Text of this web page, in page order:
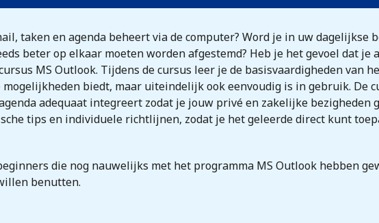
taken en agenda beheert via de computer? Word je in uw dagelijkse
beter op elkaar moeten worden afgestemd? Heb je het gevoel dat je
MS Outlook. Tijdens de cursus leer je de basisvaardigheden van
biedt, maar uiteindelijk ook eenvoudig is in gebruik. De
adequaat integreert zodat je jouw privé en zakelijke bezigheden
tips en individuele richtlijnen, zodat je het geleerde direct kunt
die nog nauwelijks met het programma MS Outlook hebben
benutten.